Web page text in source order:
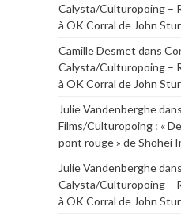
Calysta/Culturopoing –
à OK Corral de John
Camille Desmet dans
Calysta/Culturopoing –
à OK Corral de John
Julie Vandenberghedans
Films/Culturopoing : «
pont rouge » de Shōhei
Julie Vandenberghedans
Calysta/Culturopoing –
à OK Corral de John